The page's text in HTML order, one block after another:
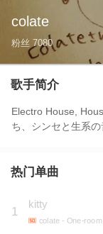
colate
粉丝 7080
歌手简介
Electro House,
ち、シンセと生系の
热门单曲
1
kitty
colate - One-